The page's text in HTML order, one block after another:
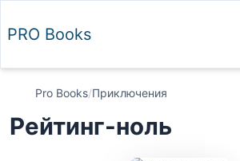
PRO Books
Pro Books/Приключения
Рейтинг-ноль